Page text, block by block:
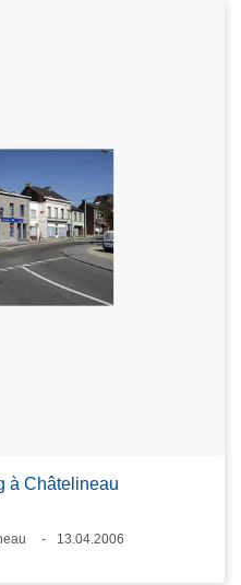
à Châtelineau
13.04.2006